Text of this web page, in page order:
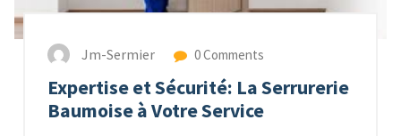
Jm-Sermier 0 Comments
Expertise et Sécurité: La Serrurerie
Baumoise à Votre Service